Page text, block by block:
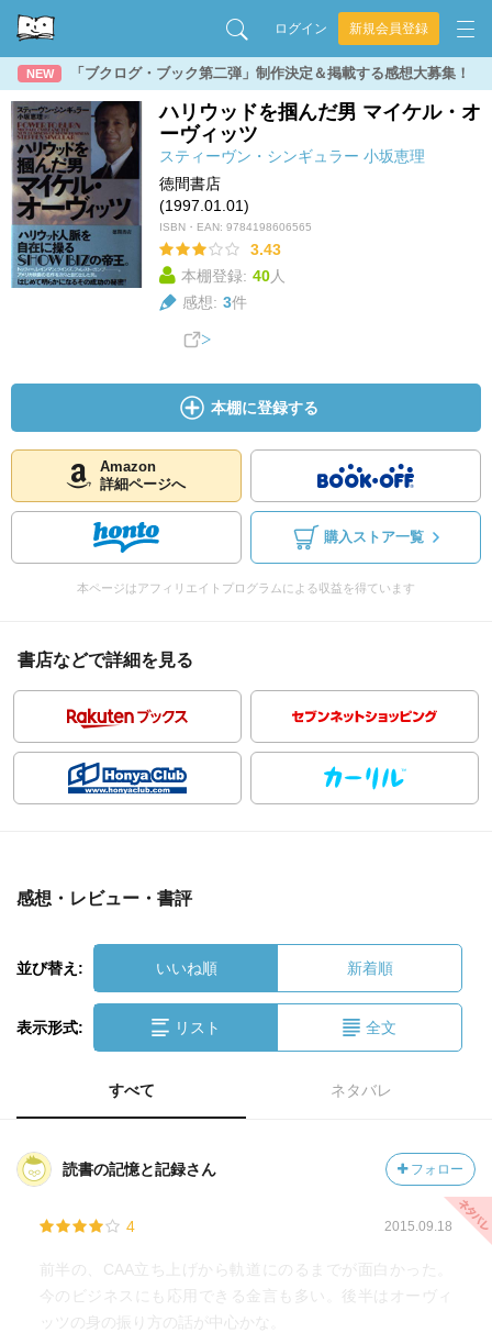
ログイン 新規会員登録
NEW 「ブクログ・ブック第二弾」制作決定＆掲載する感想大募集！
ハリウッドを掴んだ男 マイケル・オ
ーヴィッツ
スティーヴン・シンギュラー 小坂恵理
徳間書店
(1997.01.01)
ISBN・EAN: 9784198606565
3.43
本棚登録: 40人
感想: 3件
本棚に登録する
Amazon
詳細ページへ
購入ストア一覧
本ページはアフィリエイトプログラムによる収益を得ています
書店などで詳細を見る
感想・レビュー・書評
並び替え: いいね順 新着順
表示形式: リスト 全文
すべて ネタバレ
読書の記憶と記録さん フォロー
4 2015.09.18
前半の、CAA立ち上げから軌道にのるまでが面白かった。
今のビジネスにも応用できる金言も多い。後半はオーヴィ
ッツの身の振り方の話が中心かな。